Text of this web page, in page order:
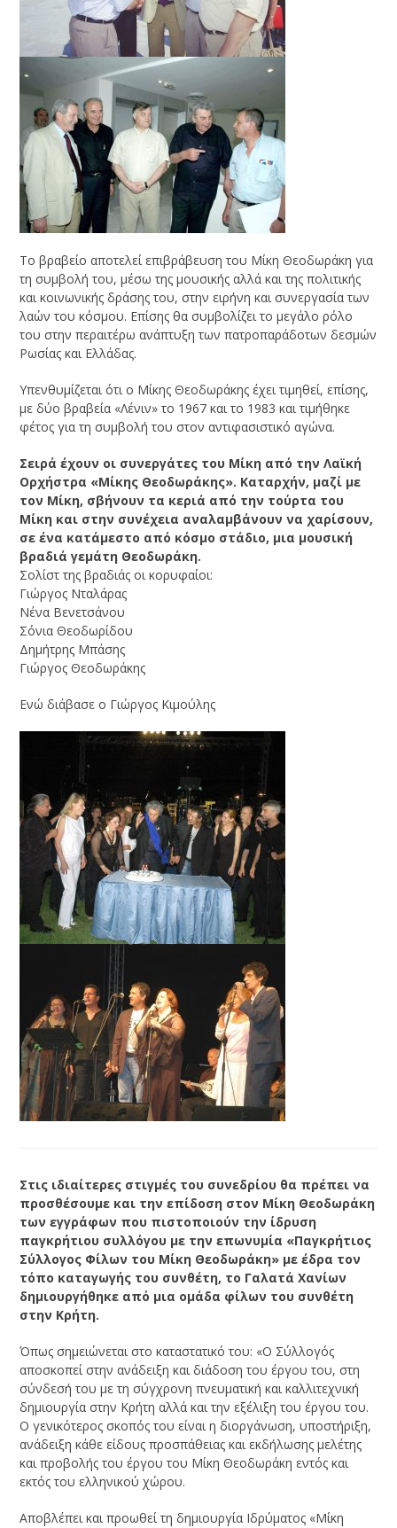
Το βραβείο αποτελεί επιβράβευση του Μίκη Θεοδωράκη για
τη συμβολή του, μέσω της μουσικής αλλά και της πολιτικής
και κοινωνικής δράσης του, στην ειρήνη και συνεργασία των
λαών του κόσμου. Επίσης θα συμβολίζει το μεγάλο ρόλο
του στην περαιτέρω ανάπτυξη των πατροπαράδοτων δεσμών
Ρωσίας και Ελλάδας.
Υπενθυμίζεται ότι ο Μίκης Θεοδωράκης έχει τιμηθεί, επίσης,
με δύο βραβεία «Λένιν» το 1967 και το 1983 και τιμήθηκε
φέτος για τη συμβολή του στον αντιφασιστικό αγώνα.
Σειρά έχουν οι συνεργάτες του Μίκη από την Λαϊκή
Ορχήστρα «Μίκης Θεοδωράκης». Καταρχήν, μαζί με
τον Μίκη, σβήνουν τα κεριά από την τούρτα του
Μίκη και στην συνέχεια αναλαμβάνουν να χαρίσουν,
σε ένα κατάμεστο από κόσμο στάδιο, μια μουσική
βραδιά γεμάτη Θεοδωράκη.
Σολίστ της βραδιάς οι κορυφαίοι:
Γιώργος Νταλάρας
Νένα Βενετσάνου
Σόνια Θεοδωρίδου
Δημήτρης Μπάσης
Γιώργος Θεοδωράκης
Ενώ διάβασε ο Γιώργος Κιμούλης
Στις ιδιαίτερες στιγμές του συνεδρίου θα πρέπει να
προσθέσουμε και την επίδοση στον Μίκη Θεοδωράκη
των εγγράφων που πιστοποιούν την ίδρυση
παγκρήτιου συλλόγου με την επωνυμία «Παγκρήτιος
Σύλλογος Φίλων του Μίκη Θεοδωράκη» με έδρα τον
τόπο καταγωγής του συνθέτη, το Γαλατά Χανίων
δημιουργήθηκε από μια ομάδα φίλων του συνθέτη
στην Κρήτη.
Όπως σημειώνεται στο καταστατικό του: «Ο Σύλλογός
αποσκοπεί στην ανάδειξη και διάδοση του έργου του, στη
σύνδεσή του με τη σύγχρονη πνευματική και καλλιτεχνική
δημιουργία στην Κρήτη αλλά και την εξέλιξη του έργου του.
Ο γενικότερος σκοπός του είναι η διοργάνωση, υποστήριξη,
ανάδειξη κάθε είδους προσπάθειας και εκδήλωσης μελέτης
και προβολής του έργου του Μίκη Θεοδωράκη εντός και
εκτός του ελληνικού χώρου.
Αποβλέπει και προωθεί τη δημιουργία Ιδρύματος «Μίκη